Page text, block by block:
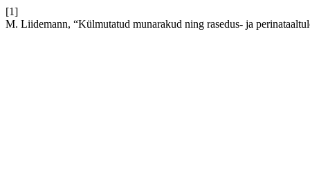
[1]
M. Liidemann, “Külmutatud munarakud ning rasedus- ja